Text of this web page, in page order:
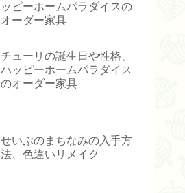
ッピーホームパラダイスの
オーダー家具
チューリの誕生日や性格、
ハッピーホームパラダイス
のオーダー家具
せいぶのまちなみの入手方
法、色違いリメイク